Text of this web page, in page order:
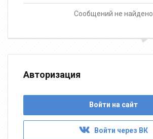
Сообщений не найдено
Авторизация
Войти на сайт
Войти через ВК